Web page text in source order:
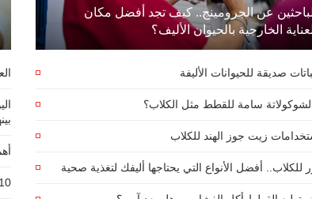
10 أعراض من قلق الانفصال عند الكلاب
عن الجرومينج.. كيف تجد أفضل مكان
الخارجية بالحيوان الأليف؟
سامة للقطط مثل الكلاب؟
للكلاب.. أفضل الأنواع التي يحتاجها أليفك لتغذية صحية